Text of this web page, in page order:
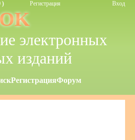
) Регистрация Вход
электронных
изданий
РегистрацияФорум